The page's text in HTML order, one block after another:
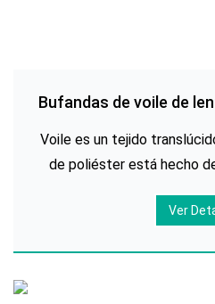
Bufandas de voile de
Voile es un tejido
de poliéster está hecho
fino con un tacto suave yVer